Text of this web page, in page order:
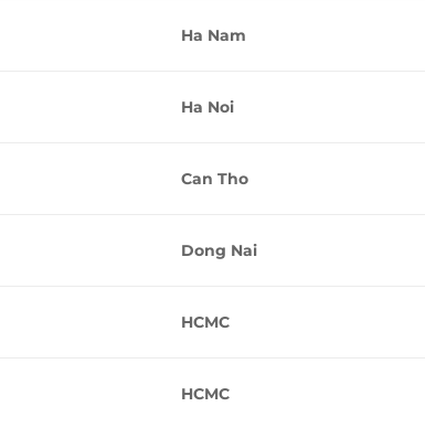
Ha Nam
Ha Noi
Can Tho
Dong Nai
HCMC
HCMC